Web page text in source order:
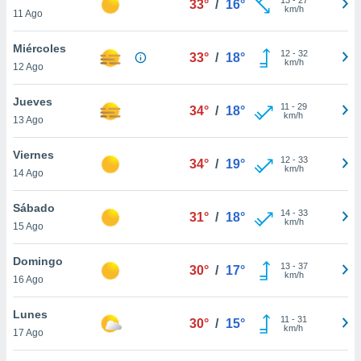
más
nuestra
y
de
disponible
cookies
aceptar
11 Ago
33° / 16°
km/h
Miércoles
12 Ago
33° / 18° 12- 32
km/h
Jueves
13 Ago
34° / 18° 11 - 29
km/h
Viernes
14 Ago
34° / 19° 12- 33
km/h
Sábado
15 Ago
31° / 18° 14- 33
km/h
Domingo
16 Ago
30° / 17° 13- 37
km/h
Lunes
17 Ago
30° / 15° 11 - 31
km/h